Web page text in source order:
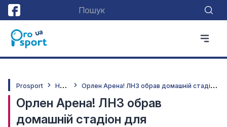
Prosport Н
овини О
рлен Арена! ЛНЗ обрав домашній стадіон для єврокубкових матчів
Орлен Арена! ЛНЗ обрав
домашній стадіон для